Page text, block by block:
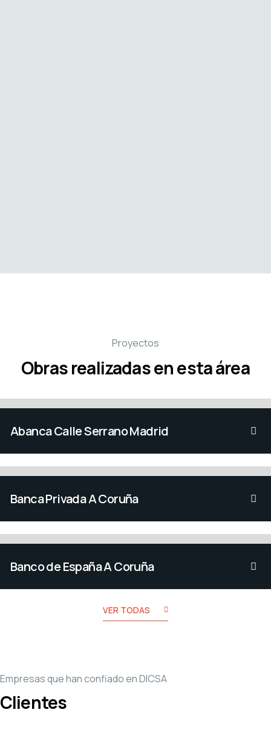
Proyectos
Obras realizadas en esta área
Abanca Calle Serrano Madrid
Abanca en la Calle Ben
Banca Privada A Coruña
de Banca privada en El
Banco de España A Coruña
VER TODAS
Empresas que han confiado en DICSA
Clientes